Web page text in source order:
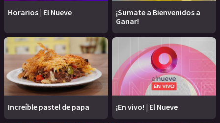
Horarios | El Nueve
¡Sumate a Bienvenidos a
Ganar!
Increíble pastel de papa ¡En vivo! | El Nueve